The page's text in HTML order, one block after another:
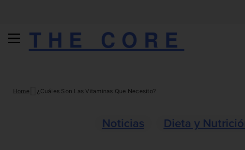
THE CORE
Home ¿Cuáles Son Las Vitaminas Que Necesito?
Noticias Dieta y